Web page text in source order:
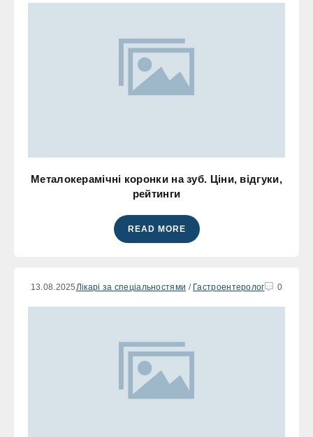
Металокерамічні коронки на зуб. Ціни, відгуки,
рейтинги
READ MORE
13.08.2025 Лікарі за спеціальностями / Гастроентеролог 0